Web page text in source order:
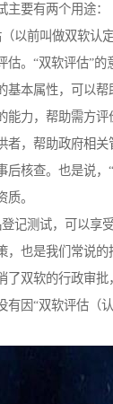
主要有两个用途：
以前叫做双软认
估。“双软评估”的
基本属性，可以帮
能力，帮助需方评
者，帮助政府相
后核查。也是说，
。
记测试，可以享
，也是我们常说的
了双软的行政审
有因“双软评估（